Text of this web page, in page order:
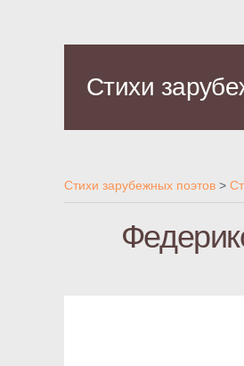
Стихи
Стихи зарубежных поэтов >